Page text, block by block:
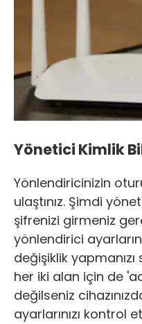
Yönetici Kimlik
Yönlendiricinizin
ulaştınız. Şimdi
şifrenizi girmeniz
yönlendirici
değişiklik
her iki alan için de
değilseniz
ayarlarınızı kontrol